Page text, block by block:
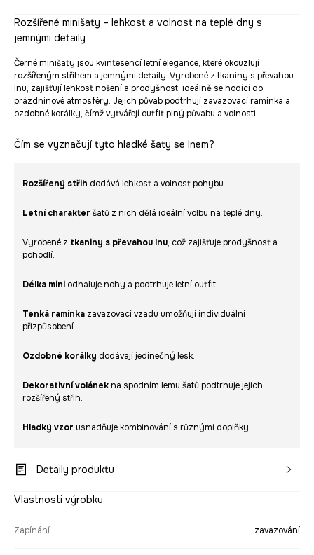
Rozšířené minišaty – lehkost a volnost na teplé dny s
jemnými detaily
Černé minišaty jsou kvintesencí letní elegance, které okouzlují
rozšířeným střihem a jemnými detaily. Vyrobené z tkaniny s převahou
lnu, zajišťují lehkost nošení a prodyšnost, ideálně se hodící do
prázdninové atmosféry. Jejich půvab podtrhují zavazovací ramínka a
ozdobné korálky, čímž vytvářejí outfit plný půvabu a volnosti.
Čím se vyznačují tyto hladké šaty se lnem?
Rozšířený střih dodává lehkost a volnost pohybu.
Letní charakter šatů z nich dělá ideální volbu na teplé dny.
Vyrobené z tkaniny s převahou lnu, což zajišťuje prodyšnost a
pohodlí.
Délka mini odhaluje nohy a podtrhuje letní outfit.
Tenká ramínka zavazovací vzadu umožňují individuální
přizpůsobení.
Ozdobné korálky dodávají jedinečný lesk.
Dekorativní volánek na spodním lemu šatů podtrhuje jejich
rozšířený střih.
Hladký vzor usnadňuje kombinování s různými doplňky.
Detaily produktu
Vlastnosti výrobku
Zapínání zavazování